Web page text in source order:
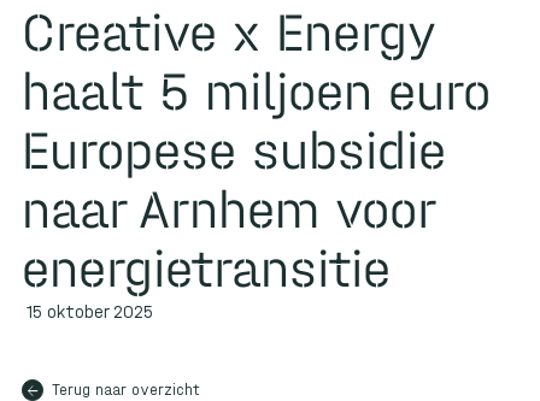
Creative x Energy
haalt 5 miljoen euro
Europese subsidie
naar Arnhem voor
energietransitie
15 oktober 2025
arrow_back Terug naar overzicht
Over
Ecosysteem
Contact